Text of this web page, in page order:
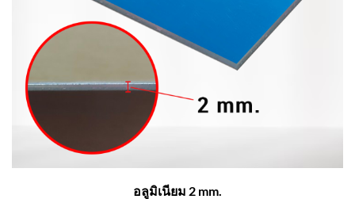
อลูมิเนียม 2 mm.